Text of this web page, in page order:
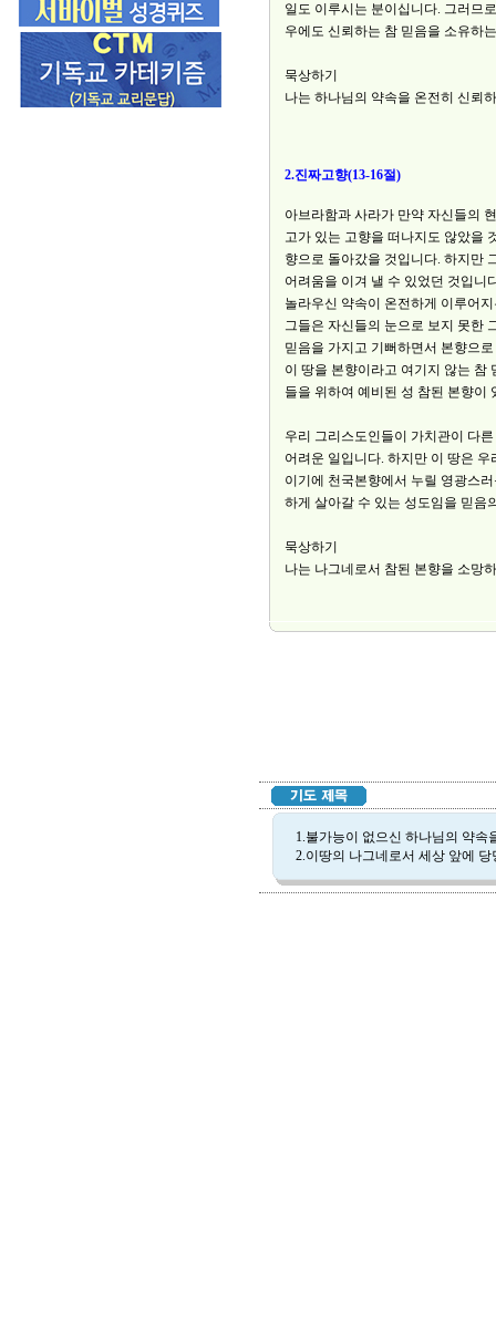
일도 이루시는 분이십니다. 그러므
우에도 신뢰하는 참 믿음을 소유하
묵상하기
나는 하나님의 약속을 온전히 신뢰
2.진짜고향(13-16절)
아브라함과 사라가 만약 자신들의
고가 있는 고향을 떠나지도 않았을
향으로 돌아갔을 것입니다. 하지만
어려움을 이겨 낼 수 있었던 것입니
놀라우신 약속이 온전하게 이루어
그들은 자신들의 눈으로 보지 못한
믿음을 가지고 기뻐하면서 본향으
이 땅을 본향이라고 여기지 않는 참
들을 위하여 예비된 성 참된 본향이
우리 그리스도인들이 가치관이 다
어려운 일입니다. 하지만 이 땅은
이기에 천국본향에서 누릴 영광스
하게 살아갈 수 있는 성도임을 믿음
묵상하기
나는 나그네로서 참된 본향을 소망
1.불가능이 없으신 하나님의 약속
2.이땅의 나그네로서 세상 앞에